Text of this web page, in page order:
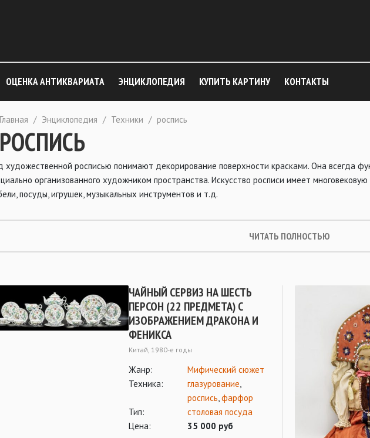
ОЦЕНКА АНТИКВАРИАТА ЭНЦИКЛОПЕДИЯ КУПИТЬ КАРТИНУ КОНТАКТЫ
Главная / Энциклопедия / Техники / роспись
РОСПИСЬ
художественной росписью понимают декорирование поверхности красками. Она всегда
организованного художником пространства. Искусство росписи имеет
посуды, игрушек, музыкальных инструментов и т.д.
ЧИТАТЬ ПОЛНОСТЬЮ
ЧАЙНЫЙ СЕРВИЗ НА ШЕСТЬ
ПЕРСОН (22 ПРЕДМЕТА) С
ИЗОБРАЖЕНИЕМ ДРАКОНА И
ФЕНИКСА
Kитай, 1980-e годы
Жанр:
Мифический сюжет
Техника:
глазурование,
роспись,фарфор
Тип:
столовая посуда
Цена:
35 000 руб